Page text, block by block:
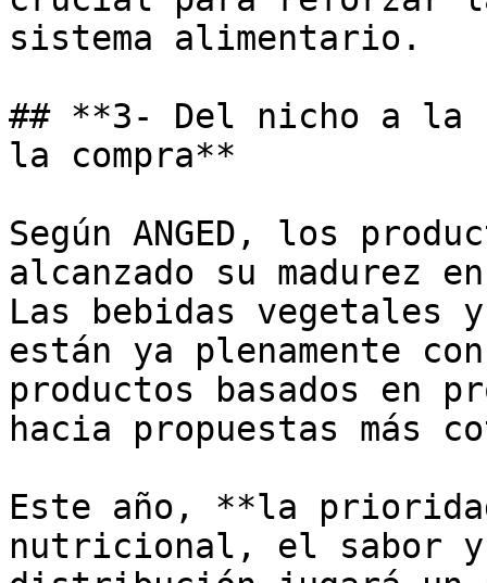
sistema alimentario.
## **3- Del nicho a la
la compra**
Según ANGED, los
alcanzado su madurez
Las bebidas
están ya plenamente
productos basados en
hacia propuestas más
Este año, **la
nutricional, el sabor